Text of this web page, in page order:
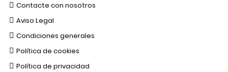
Contacte con nosotros
Aviso Legal
Condiciones generales
Política de cookies
Política de privacidad